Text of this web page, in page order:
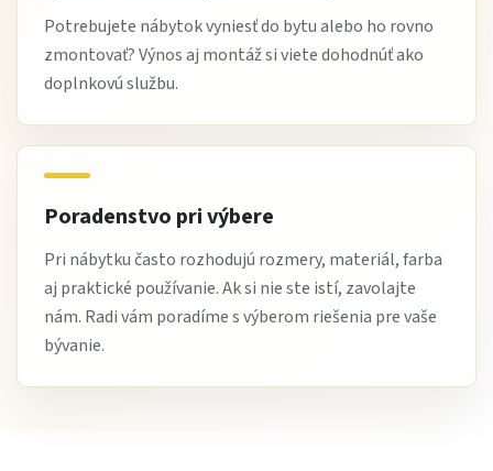
Potrebujete nábytok vyniesť do bytu alebo ho rovno
zmontovať? Výnos aj montáž si viete dohodnúť ako
doplnkovú službu.
Poradenstvo pri výbere
Pri nábytku často rozhodujú rozmery, materiál, farba
aj praktické používanie. Ak si nie ste istí, zavolajte
nám. Radi vám poradíme s výberom riešenia pre vaše
bývanie.